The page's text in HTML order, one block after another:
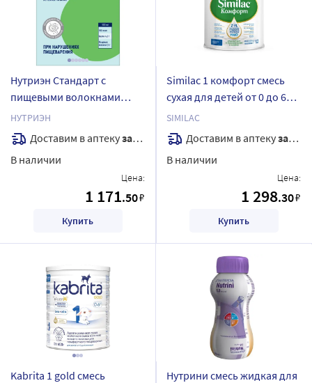
Нутриэн Стандарт с
пищевыми волокнами
продукт сухой
специализированный для
диетического лечебного
питания с нейтральным
НУТРИЭН
Доставим в аптекузавтра
В наличии
Цена:
1 171.50₽
Купить
Similac 1 комфорт смесь
сухая для детей от 0 до 6
мес 375 гр
SIMILAC
Доставим в аптекузавтра
В наличии
Цена:
1 298.30₽
Купить
Kabrita 1 gold смесь
Нутрини смесь жидкая для